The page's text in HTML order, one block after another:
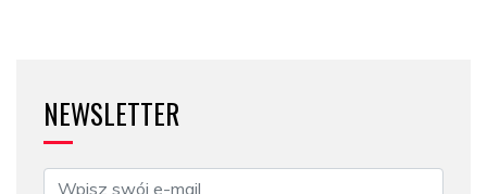
NEWSLETTER